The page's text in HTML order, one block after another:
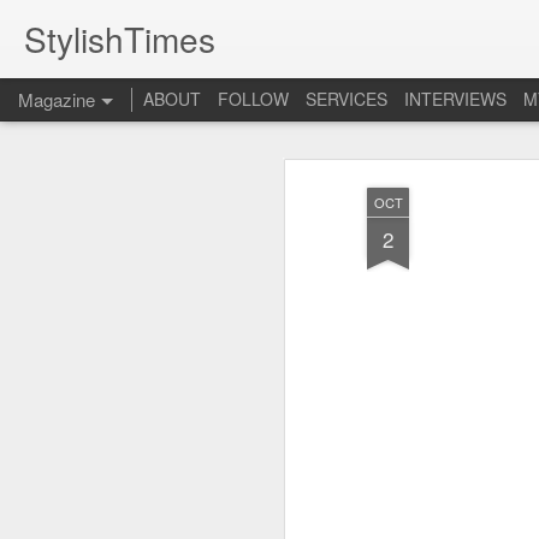
OCT
2
StylishTimes
Magazine ABOUT FOLLOW SERVICES INTERVIEWS